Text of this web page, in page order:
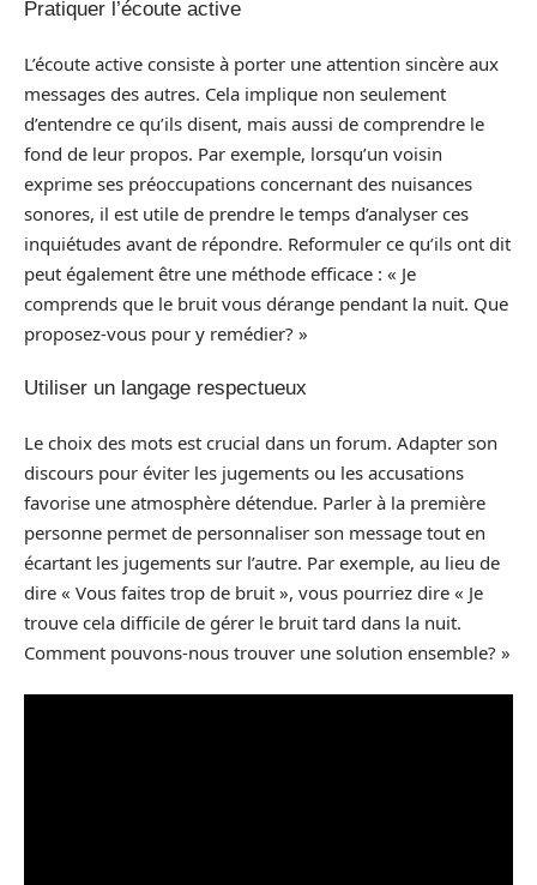
Pratiquer l’écoute active
L’écoute active consiste à porter une attention sincère aux
messages des autres. Cela implique non seulement
d’entendre ce qu’ils disent, mais aussi de comprendre le
fond de leur propos. Par exemple, lorsqu’un voisin
exprime ses préoccupations concernant des nuisances
sonores, il est utile de prendre le temps d’analyser ces
inquiétudes avant de répondre. Reformuler ce qu’ils ont dit
peut également être une méthode efficace : « Je
comprends que le bruit vous dérange pendant la nuit. Que
proposez-vous pour y remédier? »
Utiliser un langage respectueux
Le choix des mots est crucial dans un forum. Adapter son
discours pour éviter les jugements ou les accusations
favorise une atmosphère détendue. Parler à la première
personne permet de personnaliser son message tout en
écartant les jugements sur l’autre. Par exemple, au lieu de
dire « Vous faites trop de bruit », vous pourriez dire « Je
trouve cela difficile de gérer le bruit tard dans la nuit.
Comment pouvons-nous trouver une solution ensemble? »